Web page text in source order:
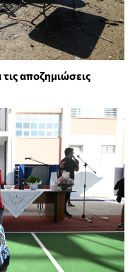
αποζημιώσεις